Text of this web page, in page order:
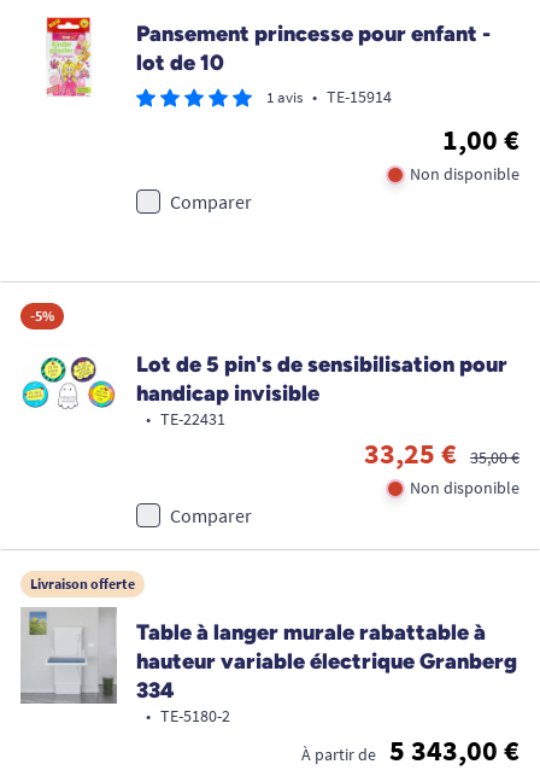
Pansement princesse pour enfant -
lot de 10
1 avis • TE-15914
1,00 €
Non disponible
Comparer
-5%
Lot de 5 pin's de sensibilisation pour
handicap invisible
• TE-22431
33,25 €
35,00 €
Non disponible
Comparer
Livraison offerte
Table à langer murale rabattable à
hauteur variable électrique Granberg
334
• TE-5180-2
À partir de
5 343,00 €